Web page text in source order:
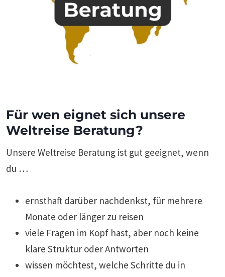
Für wen eignet sich unsere
Weltreise Beratung?
Unsere Weltreise Beratung ist gut geeignet, wenn
du …
ernsthaft darüber nachdenkst, für mehrere
Monate oder länger zu reisen
viele Fragen im Kopf hast, aber noch keine
klare Struktur oder Antworten
wissen möchtest, welche Schritte du in